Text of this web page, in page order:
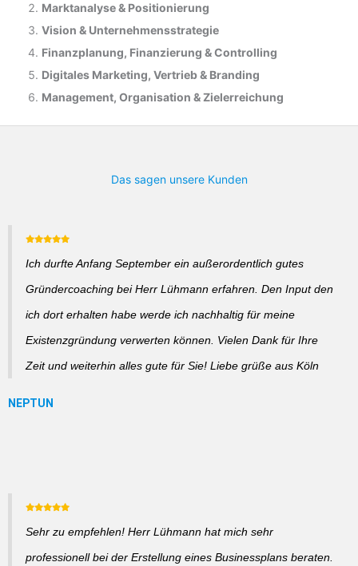
Marktanalyse & Positionierung
Vision & Unternehmensstrategie
Finanzplanung, Finanzierung & Controlling
Digitales Marketing, Vertrieb & Branding
Management, Organisation & Zielerreichung
Das sagen unsere Kunden
Ich durfte Anfang September ein außerordentlich gutes
Gründercoaching bei Herr Lühmann erfahren. Den Input den
ich dort erhalten habe werde ich nachhaltig für meine
Existenzgründung verwerten können. Vielen Dank für Ihre
Zeit und weiterhin alles gute für Sie! Liebe grüße aus Köln
Sehr zu empfehlen! Herr Lühmann hat mich sehr
professionell bei der Erstellung eines Businessplans beraten.